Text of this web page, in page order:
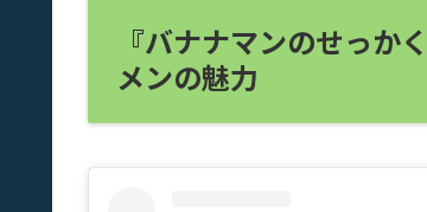
『バナナマンのせっか
メンの魅力